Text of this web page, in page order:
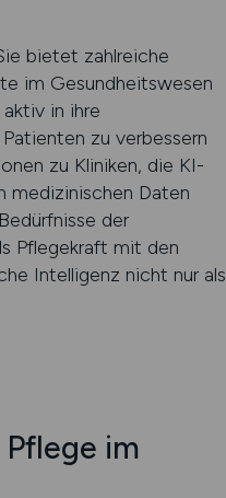
bietet zahlreiche
im Gesundheitswesen
in ihre
zu verbessern
zu Kliniken, die KI-
medizinischen Daten
der
Pflegekraft mit den
Intelligenz nicht nur als
im